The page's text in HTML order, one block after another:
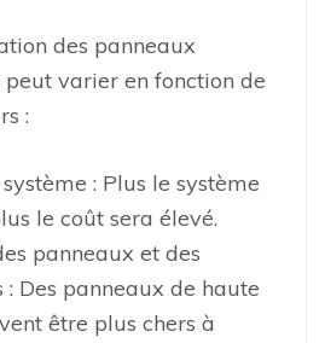
des panneaux
varier en fonction de
:
: Plus le système
le coût sera élevé.
panneaux et des
: Des panneaux de haute
être plus chers à